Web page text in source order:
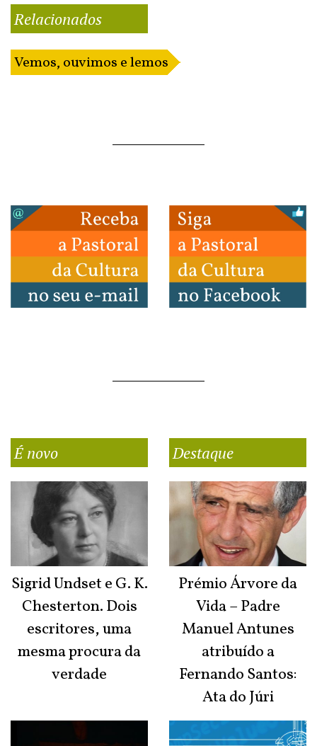
Relacionados
Vemos, ouvimos e lemos
É novo
Sigrid Undset e G. K.
Chesterton. Dois
escritores, uma
mesma procura da
verdade
Destaque
Prémio Árvore da
Vida – Padre
Manuel Antunes
atribuído a
Fernando Santos:
Ata do Júri